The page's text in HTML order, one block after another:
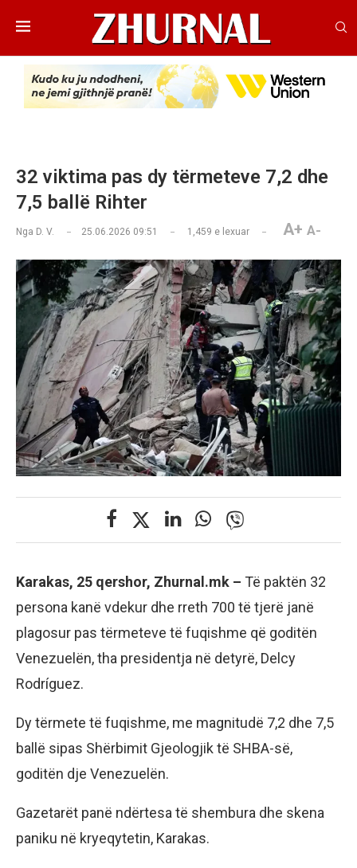
32 viktima pas dy tërmeteve 7,2 dhe
7,5 ballë Rihter
Nga D. V. 25.06.2026 09:51 1,459 e lexuar A+ A-
Karakas, 25 qershor, Zhurnal.mk – Të paktën 32
persona kanë vdekur dhe rreth 700 të tjerë janë
plagosur pas tërmeteve të fuqishme që goditën
Venezuelën, tha presidentja në detyrë, Delcy
Rodríguez.
Dy tërmete të fuqishme, me magnitudë 7,2 dhe 7,5
ballë sipas Shërbimit Gjeologjik të SHBA-së,
goditën dje Venezuelën.
Gazetarët panë ndërtesa të shembura dhe skena
paniku në kryeqytetin, Karakas.